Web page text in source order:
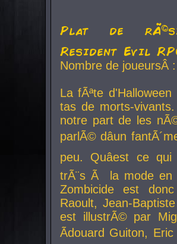
Plat de
Resident Evil
Nombre de
La fÃªte
tas de morts-
notre part de les
parlÃ© dâun
peu. Quâest ce
trÃ¨s Ã la mode en
Zombicide est
Raoult, Jean-
est illustrÃ© par
Ãdouard Guiton,